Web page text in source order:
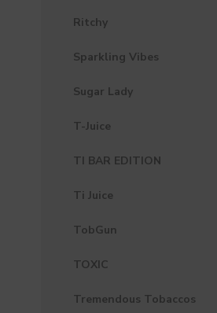
Ritchy
Sparkling Vibes
Sugar Lady
T-Juice
TI BAR EDITION
Ti Juice
TobGun
TOXIC
Tremendous Tobaccos